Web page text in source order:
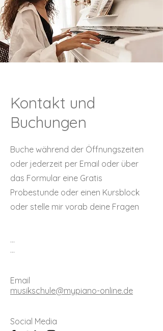
Kontakt und
Buchungen
Buche während der Öffnungszeiten
oder jederzeit per Email oder über
das Formular eine Gratis
Probestunde oder einen Kursblock
oder stelle mir vorab deine Fragen
...
...
Email
musikschule@mypiano-online.de
Social Media